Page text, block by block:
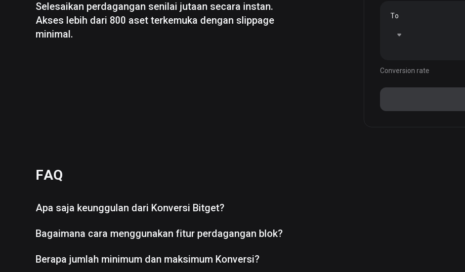
Selesaikan perdagangan senilai jutaan secara instan.
Akses lebih dari 800 aset terkemuka dengan slippage
minimal.
To
Conversion rate
FAQ
Apa saja keunggulan dari Konversi Bitget?
Bagaimana cara menggunakan fitur perdagangan blok?
Berapa jumlah minimum dan maksimum Konversi?